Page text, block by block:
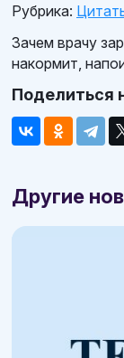
Рубрика:
Зачем врачу
накормит,
Поделиться
Другие